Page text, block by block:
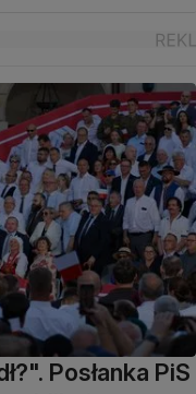
Posłanka PiS